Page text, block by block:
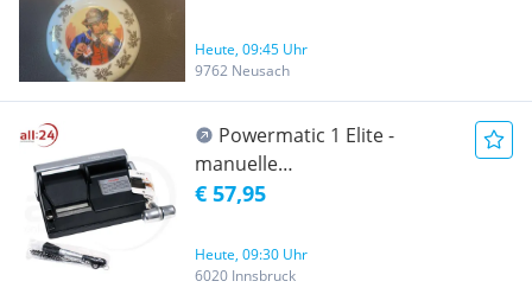
Heute, 09:45 Uhr
9762 Neusach
Powermatic 1 Elite -
manuelle
Zigarettenstopfmaschine
€ 57,95
Heute, 09:30 Uhr
6020 Innsbruck